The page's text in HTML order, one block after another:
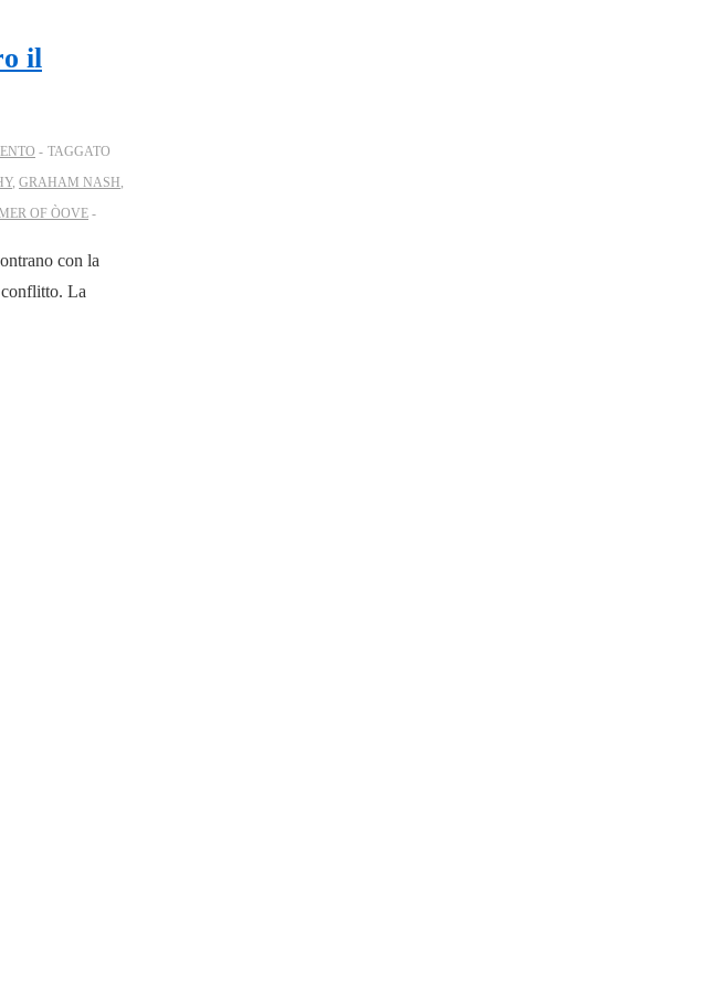
il
TAGGATO
, GRAHAM NASH,
OF ÒOVE
con la
conflitto. La